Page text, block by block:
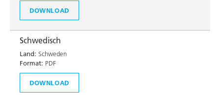
DOWNLOAD
Schwedisch
Land: Schweden
Format: PDF
DOWNLOAD